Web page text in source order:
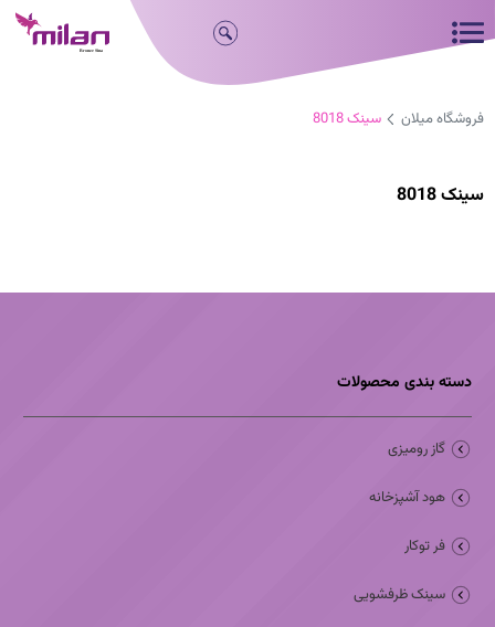
فروشگاه میلان سینک 8018
سینک 8018
دسته بندی محصولات
گاز رومیزی
هود آشپزخانه
فر توکار
سینک ظرفشویی